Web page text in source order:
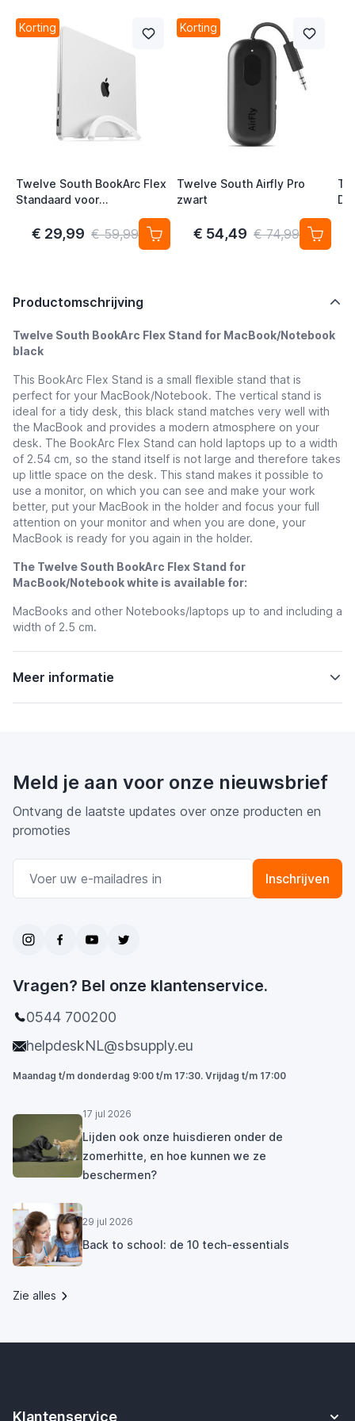
Korting
Twelve South BookArc Flex
Standaard voor
MacBook/Notebook wit
€ 29,99 € 59,99
Korting
Twelve South Airfly Pro
zwart
€ 54,49 € 74,99
Productomschrijving
Twelve South BookArc Flex Stand for MacBook/Notebook
black
This BookArc Flex Stand is a small flexible stand that is
perfect for your MacBook/Notebook. The vertical stand is
ideal for a tidy desk, this black stand matches very well with
the MacBook and provides a modern atmosphere on your
desk. The BookArc Flex Stand can hold laptops up to a width
of 2.54 cm, so the stand itself is not large and therefore takes
up little space on the desk. This stand makes it possible to
use a monitor, on which you can see and make your work
better, put your MacBook in the holder and focus your full
attention on your monitor and when you are done, your
MacBook is ready for you again in the holder.
The Twelve South BookArc Flex Stand for
MacBook/Notebook white is available for:
MacBooks and other Notebooks/laptops up to and including a
width of 2.5 cm.
Meer informatie
Meld je aan voor onze nieuwsbrief
Ontvang de laatste updates over onze producten en
promoties
Inschrijven
Vragen? Bel onze klantenservice.
0544 700200
helpdeskNL@sbsupply.eu
Maandag t/m donderdag 9:00 t/m 17:30. Vrijdag t/m 17:00
17 jul 2026
Lijden ook onze huisdieren onder de
zomerhitte, en hoe kunnen we ze
beschermen?
29 jul 2026
Back to school: de 10 tech-essentials
Zie alles
Klantenservice